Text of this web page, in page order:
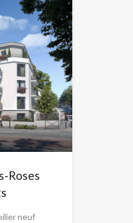
Roses
neuf